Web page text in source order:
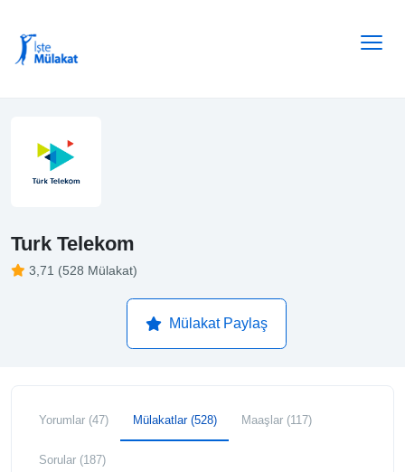
Turk Telekom
3,71 (528 Mülakat)
Mülakat Paylaş
Yorumlar (47) Mülakatlar (528) Maaşlar (117)
Sorular (187)